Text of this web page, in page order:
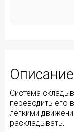
Описание
Система
переводить его
легкими
раскладывать.